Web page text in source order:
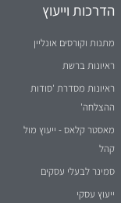
הדרכות וייעוץ
מתנות וקורסים אונליין
ראיונות ברשת
ראיונות מסדרת 'סודות
ההצלחה'
מאסטר קלאס - ייעוץ מול
קהל
סמינר לבעלי עסקים
ייעוץ עסקי